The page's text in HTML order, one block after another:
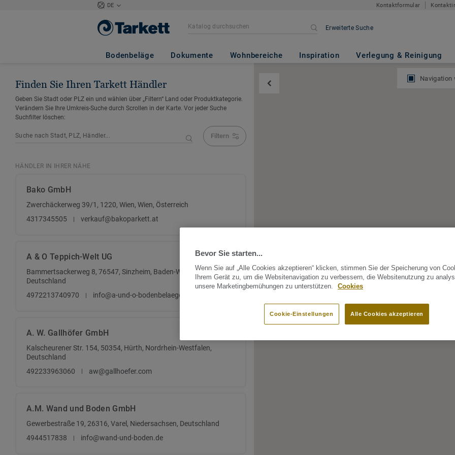
DE Kontaktformular
Erweiterte Suche
Bodenbeläge Dokumente Wohnbereiche Inspiration Verlegung & Reinigung
Finden Sie Ihren Tarkett Händler
Geben Sie Stadt oder PLZ ein und wählen über „Filtern“ Land oder Produktkategorie.
Verändern Sie Ihre Umkreis-Suche durch Scrollen in der Karte. Vor jeder Suche
Suchfilter löschen:
Filtern
HÄNDLER IN IHRER NÄHE
Bako GmbH
Zwerchäckerweg 39/1, 1220, Wien, Wien, Österreich
4317345505
verkauf@bakoparkett.at
A & O Teppich-Welt UG
Bammertsackerweg 8, 76547, Sinzheim, Baden-Württemberg,
Deutschland
4972213740970
info@a-und-o-bodenbelaege.de
A. W. Gallhöfer GmbH
Kalscheurener Str. 154, 50354, Hürth, Nordrhein-Westfalen,
Deutschland
492233963060
aw@gallhoefer.com
A.M. Wand und Boden GmbH
Gewerbestraße 19, 26316, Varel, Niedersachsen, Deutschland
4944517838
info@wand-und-boden.de
Navigation
Bevor Sie starten...
Wenn Sie auf „Alle Cookies akzeptieren“ klicken, stimmen Sie der Speicherung von
Ihrem Gerät zu, um die Websitenavigation zu verbessern, die Websitenutzung zu
unsere Marketingbemühungen zu unterstützen.
Cookies
Alle Cookies akzeptieren
Cookie-Einstellungen